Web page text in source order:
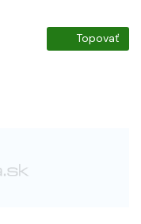
Topovať